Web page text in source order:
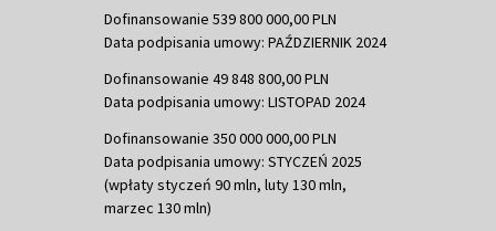
Dofinansowanie 539 800 000,00 PLN
Data podpisania umowy: PAŹDZIERNIK 2024
Dofinansowanie 49 848 800,00 PLN
Data podpisania umowy: LISTOPAD 2024
Dofinansowanie 350 000 000,00 PLN
Data podpisania umowy: STYCZEŃ 2025
(wpłaty styczeń 90 mln, luty 130 mln,
marzec 130 mln)